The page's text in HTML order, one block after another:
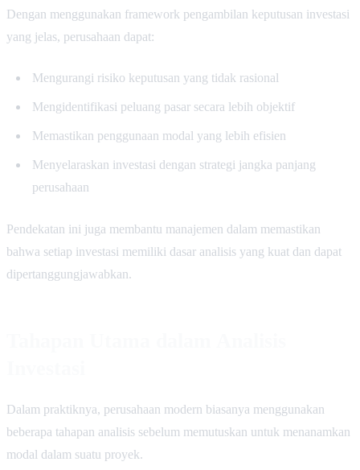
Dengan menggunakan framework pengambilan keputusan investasi
yang jelas, perusahaan dapat:
Mengurangi risiko keputusan yang tidak rasional
Mengidentifikasi peluang pasar secara lebih objektif
Memastikan penggunaan modal yang lebih efisien
Menyelaraskan investasi dengan strategi jangka panjang
perusahaan
Pendekatan ini juga membantu manajemen dalam memastikan
bahwa setiap investasi memiliki dasar analisis yang kuat dan dapat
dipertanggungjawabkan.
Dalam praktiknya, perusahaan modern biasanya menggunakan
beberapa tahapan analisis sebelum memutuskan untuk menanamkan
modal dalam suatu proyek.